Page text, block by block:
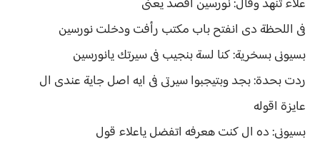
علاء تنهد وقال: نورسين اقصد يعنى
فى اللحظة دى انفتح باب مكتب رأفت ودخلت نورسين
بسيونى بسخرية: كنا لسة بنجيب فى سيرتك يانورسين
ردت بحدة: بجد وبتيجبوا سيرتى فى ايه اصل جاية عندى ال
عايزة اقوله
بسيونى: ده ال كنت هعرفه اتفضل ياعلاء قول